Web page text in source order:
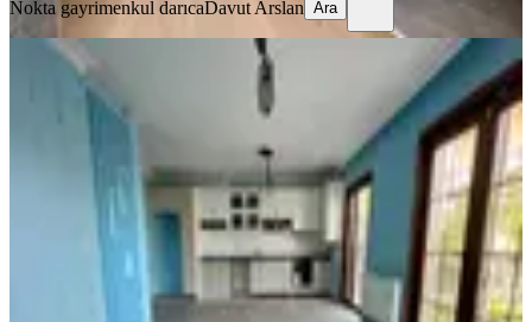
Nokta gayrimenkul darıcaDavut Arslan Ara
SIFIR BİNA
Mertcan'dan Çarşı Mah 80m2 Bahçe
Kullanımlı 4+1 Fırsat Kiralık Villa
Kartal, Yakacık Çarşı Mahallesi
4+1·220 m²·08.08.2026
125.000 ₺